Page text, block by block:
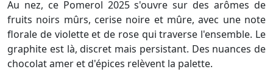
Au nez, ce Pomerol 2025 s'ouvre sur des arômes de
fruits noirs mûrs, cerise noire et mûre, avec une note
florale de violette et de rose qui traverse l'ensemble. Le
graphite est là, discret mais persistant. Des nuances de
chocolat amer et d'épices relèvent la palette.